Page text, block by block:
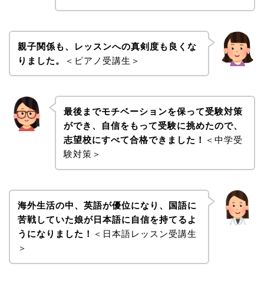
親子関係も、レッスンへの真剣度も良くな
りました。
＜ピアノ受講生＞
最後までモチベーションを保って受験対策
ができ、自信をもって受験に挑めたので、
志望校にすべて合格できました！
＜中学受
験対策＞
海外生活の中、英語が優位になり、国語に
苦戦していた娘が日本語に自信を持てるよ
うになりました！
＜日本語レッスン受講生
＞